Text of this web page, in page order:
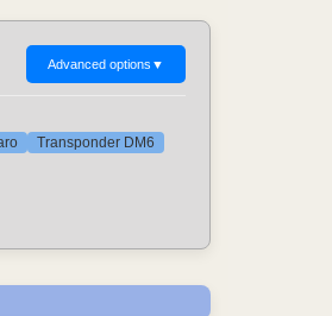
Advanced options ▼
Transponder DM6